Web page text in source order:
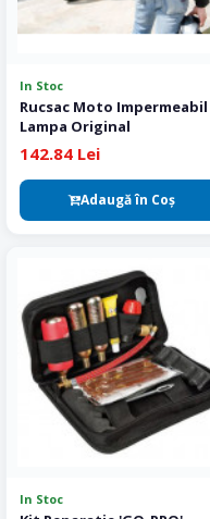
In Stoc
Rucsac Moto Impermeabil
Lampa Original
142.84 Lei
Adaugă în Coş
In Stoc